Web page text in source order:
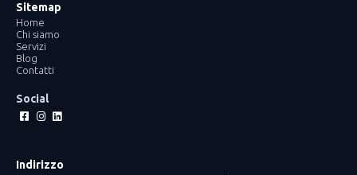
Sitemap
Home
Chi siamo
Servizi
Blog
Contatti
Social
Facebook-
square
Instagram
Linkedin
Indirizzo